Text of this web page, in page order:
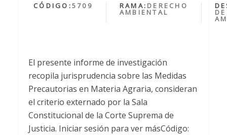
CÓDIGO:5709 RAMA: DERECHO
AMBIENTAL
El presente informe de investigación
recopila jurisprudencia sobre las Medidas
Precautorias en Materia Agraria, consideran
el criterio externado por la Sala
Constitucional de la Corte Suprema de
Justicia. Iniciar sesión para ver másCódigo: